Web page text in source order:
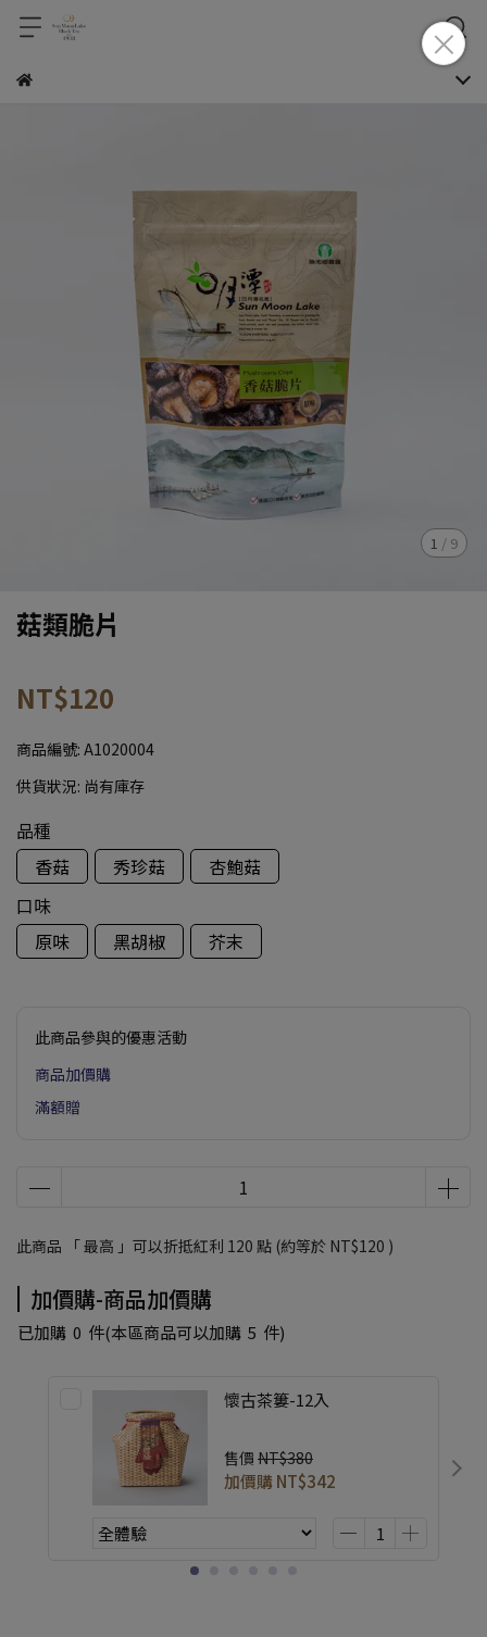
1 / 9
菇類脆片
NT$120
商品編號: A1020004
供貨狀況: 尚有庫存
品種
香菇
秀珍菇
杏鮑菇
口味
原味
黑胡椒 芥末
此商品參與的優惠活動
商品加價購
滿額贈
此商品 「 最高 」可以折抵紅利 120 點 (約等於 NT$120 )
加價購-商品加價購
已加購 0 件(本區商品可以加購 5 件)
懷古茶簍-12入
售價 NT$380
加價購NT$342